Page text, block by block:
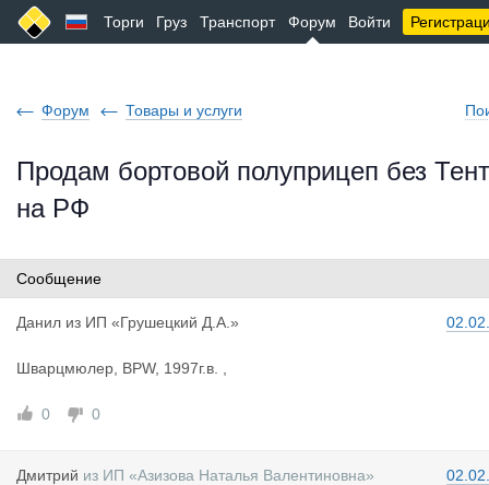
Торги Груз Транспорт Форум Войти
Форум Товары и услуги
Продам бортовой полуприцеп без
на РФ
Сообщение
Данил из ИП «Грушецкий Д.А.»
Шварцмюлер, BPW, 1997г.в. ,
0 0
Дмитрий из ИП «Азизова Наталья Валентиновна»